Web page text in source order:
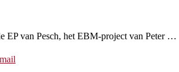
EP van Pesch, het EBM-project van Peter …